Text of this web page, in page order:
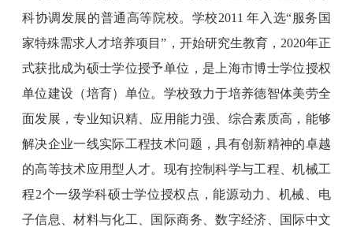
科协调发展的普通高等院校。学校2011 年入选“服务国
家特殊需求人才培养项目”，开始研究生教育，2020年正
式获批成为硕士学位授予单位，是上海市博士学位授权
单位建设（培育）单位。学校致力于培养德智体美劳全
面发展，专业知识精、应用能力强、综合素质高，能够
解决企业一线实际工程技术问题，具有创新精神的卓越
的高等技术应用型人才。现有控制科学与工程、机械工
程2个一级学科硕士学位授权点，能源动力、机械、电
子信息、材料与化工、国际商务、数字经济、国际中文